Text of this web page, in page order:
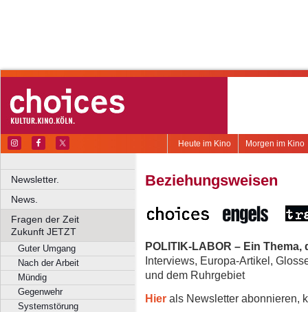
Morgen im Kino
Heute im Kino
Newsletter.
News.
Fragen der Zeit
Zukunft JETZT
Guter Umgang
Nach der Arbeit
Mündig
Gegenwehr
Systemstörung
Beziehungsweisen
POLITIK-LABOR – Ein
Interviews, Europa-Artikel,
und dem Ruhrgebiet
Hier als Newsletter abonnieren,